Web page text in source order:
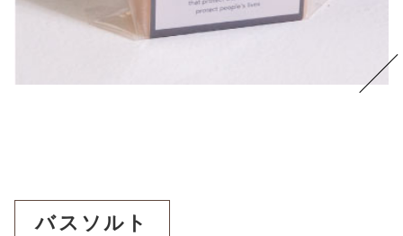
バスソルト